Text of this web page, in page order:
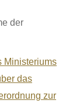
der
Ministeriums
das
zur